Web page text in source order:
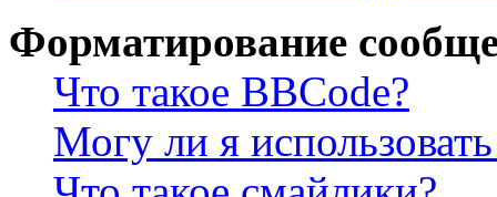
Форматирование
Что такое BBCode?
Могу ли я